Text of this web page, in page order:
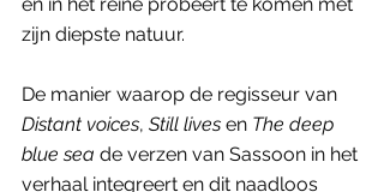
zijn diepste natuur.
De manier waarop de regisseur van
Distant voices, Still lives en The deep
blue sea de verzen van Sassoon in het
verhaal integreert en dit naadloos